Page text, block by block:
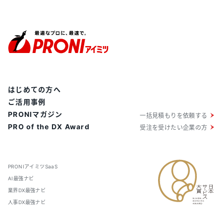
PRONIアイミツSaaS
AI最強ナビ
業界DX最強ナビ
人事DX最強ナビ
はじめての方へ
ご活用事例
PRONIマガジン
PRO of the DX Award
一括見積もりを依頼する
受注を受けたい企業の方